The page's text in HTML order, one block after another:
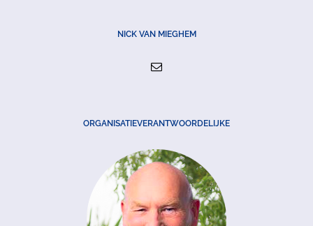
NICK VAN MIEGHEM
ORGANISATIEVERANTWOORDELIJKE